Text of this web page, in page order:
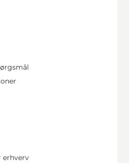
erhverv